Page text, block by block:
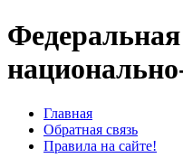
Главная
Обратная связь
Правила на сайте!